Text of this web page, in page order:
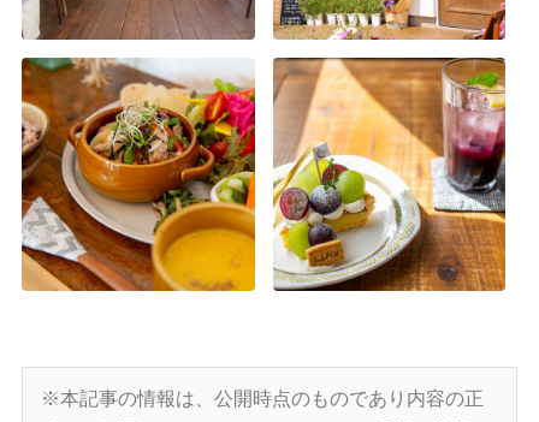
※本記事の情報は、公開時点のものであり内容の正